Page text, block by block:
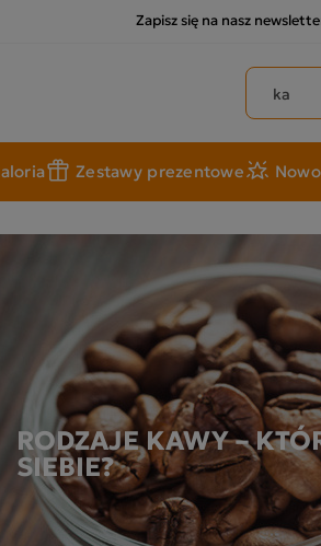
Zapisz się na nasz
Szukaj
Zestawy prezentowe
RODZAJE KAWY –
SIEBIE?